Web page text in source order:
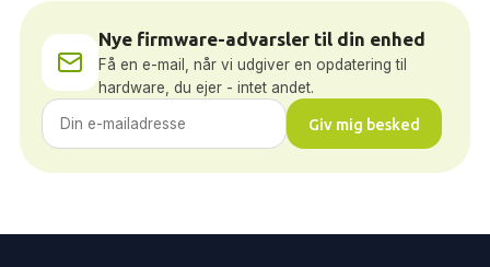
Nye firmware-advarsler til din enhed
Få en e-mail, når vi udgiver en opdatering til
hardware, du ejer - intet andet.
Giv mig besked